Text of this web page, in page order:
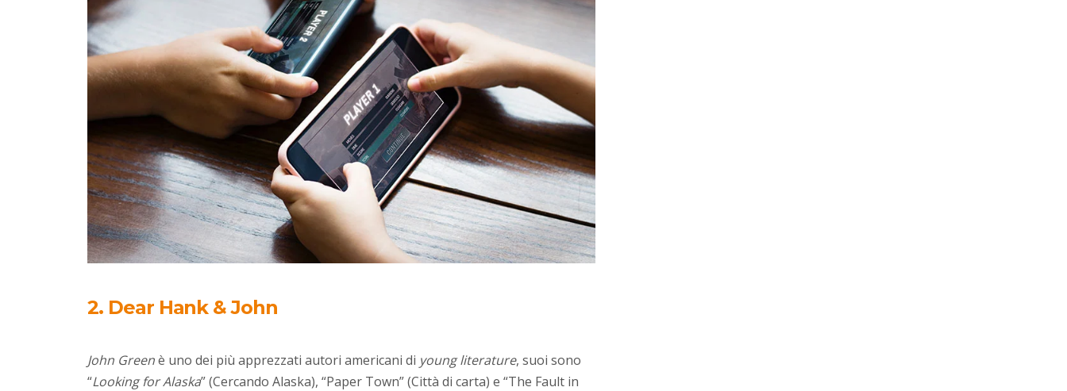
2. Dear Hank & John
John Greenè uno dei più apprezzati autori americani di young literature, suoi sono
“Looking for Alaska” (Cercando Alaska), “Paper Town” (Città di carta) e “The Fault in